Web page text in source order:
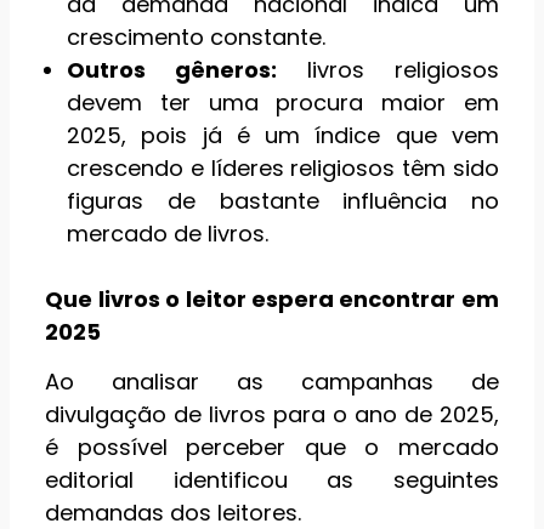
crescimento constante.
Outros gêneros: livros religiosos
devem ter uma procura maior em
2025, pois já é um índice que vem
crescendo e líderes religiosos têm sido
figuras de bastante influência no
mercado de livros.
Que livros o leitor espera encontrar em
2025
Ao analisar as campanhas de
divulgação de livros para o ano de 2025,
é possível perceber que o mercado
editorial identificou as seguintes
demandas dos leitores.